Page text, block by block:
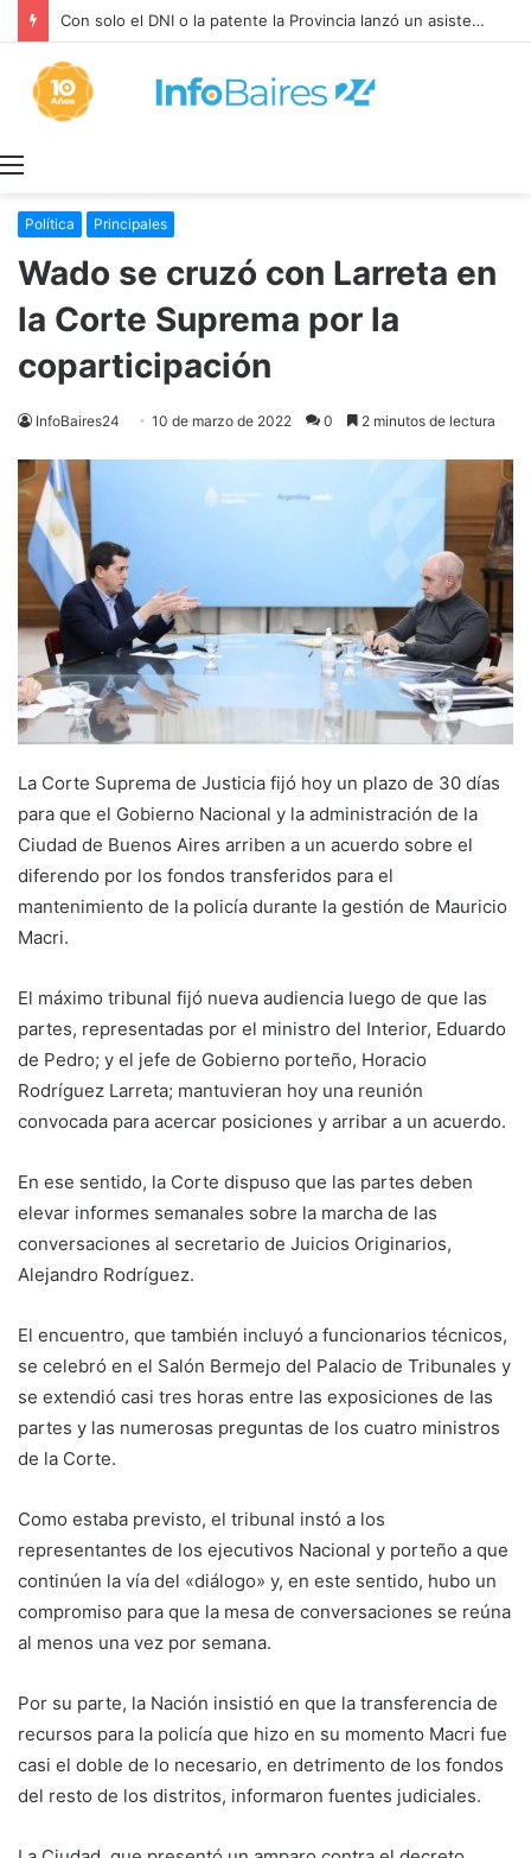
Con solo el DNI o la patente la Provincia lanzó un asistente virtual para consultar infracciones en segundos
Política Principales
Wado se cruzó con Larreta en
la Corte Suprema por la
coparticipación
InfoBaires24 10 de marzo de 2022 0 2 minutos de lectura
La Corte Suprema de Justicia fijó hoy un plazo de 30 días
para que el Gobierno Nacional y la administración de la
Ciudad de Buenos Aires arriben a un acuerdo sobre el
diferendo por los fondos transferidos para el
mantenimiento de la policía durante la gestión de Mauricio
Macri.
El máximo tribunal fijó nueva audiencia luego de que las
partes, representadas por el ministro del Interior, Eduardo
de Pedro; y el jefe de Gobierno porteño, Horacio
Rodríguez Larreta; mantuvieran hoy una reunión
convocada para acercar posiciones y arribar a un acuerdo.
En ese sentido, la Corte dispuso que las partes deben
elevar informes semanales sobre la marcha de las
conversaciones al secretario de Juicios Originarios,
Alejandro Rodríguez.
El encuentro, que también incluyó a funcionarios técnicos,
se celebró en el Salón Bermejo del Palacio de Tribunales y
se extendió casi tres horas entre las exposiciones de las
partes y las numerosas preguntas de los cuatro ministros
de la Corte.
Como estaba previsto, el tribunal instó a los
representantes de los ejecutivos Nacional y porteño a que
continúen la vía del «diálogo» y, en este sentido, hubo un
compromiso para que la mesa de conversaciones se reúna
al menos una vez por semana.
Por su parte, la Nación insistió en que la transferencia de
recursos para la policía que hizo en su momento Macri fue
casi el doble de lo necesario, en detrimento de los fondos
del resto de los distritos, informaron fuentes judiciales.